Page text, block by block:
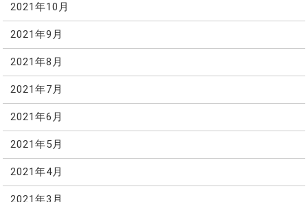
2021年10月
2021年9月
2021年8月
2021年7月
2021年6月
2021年5月
2021年4月
2021年3月